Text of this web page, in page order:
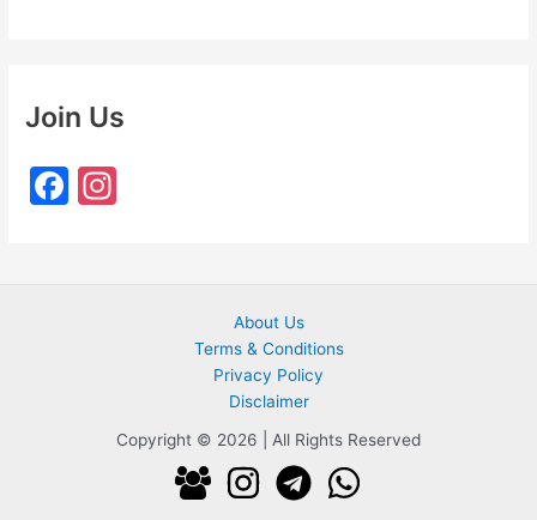
Join Us
F
About Us
Terms & Conditions
Privacy Policy
Disclaimer
Copyright © 2026 | All Rights Reserved